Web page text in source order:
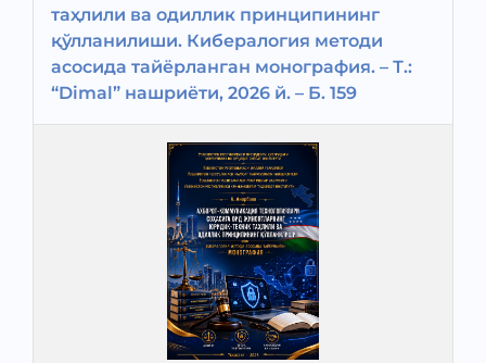
таҳлили ва одиллик принципининг
қўлланилиши. Кибералогия методи
асосида тайёрланган монография. – Т.:
“Dimal” нашриёти, 2026 й. – Б. 159